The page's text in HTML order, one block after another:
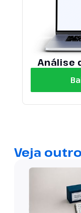
Análise
Veja